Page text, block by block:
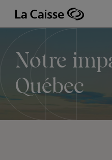
principalNotre
impact
au
Québec
Notre
Québec